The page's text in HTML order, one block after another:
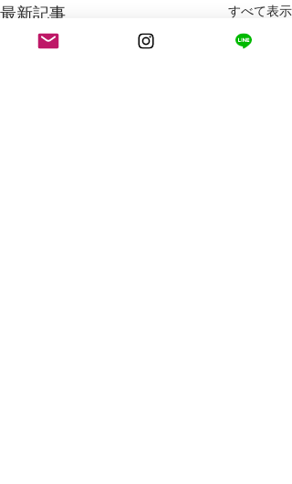
最新記事 すべて表示